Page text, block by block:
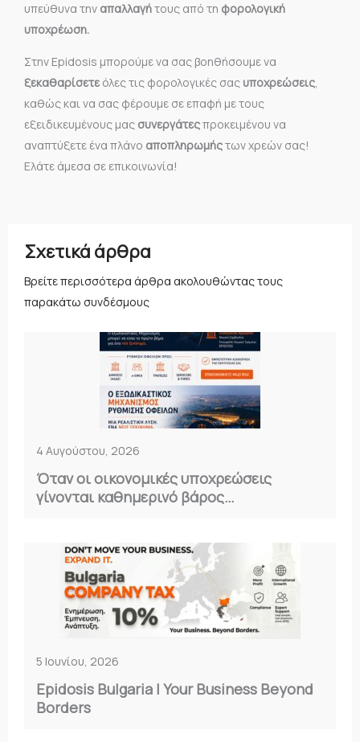
υπεύθυνα την απαλλαγήτους από τη φορολογική
υποχρέωση.
Στην Epidosis μπορούμε να σας βοηθήσουμε να
ξεκαθαρίσετεόλες τις φορολογικές σας υποχρεώσεις,
καθώς και να σας φέρουμε σε επαφή με τους
εξειδικευμένους μας συνεργάτεςπροκειμένου να
αναπτύξετε ένα πλάνο αποπληρωμήςτων χρεών σας!
Ελάτε άμεσα σε επικοινωνία!
Σχετικά άρθρα
Βρείτε περισσότερα άρθρα ακολουθώντας τους
παρακάτω συνδέσμους
4 Αυγούστου, 2026
Όταν οι οικονομικές υποχρεώσεις
γίνονται καθημερινό βάρος…
5 Ιουνίου, 2026
Epidosis Bulgaria | Your Business Beyond
Borders